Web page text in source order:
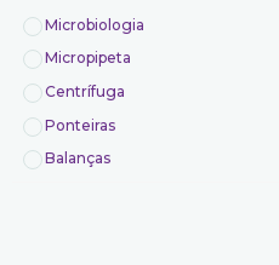
Centrífugas
Cromatografia
Equipamentos
Microbiologia
Microbiologia
Micropipeta
Centrífuga
Ponteiras
Balanças